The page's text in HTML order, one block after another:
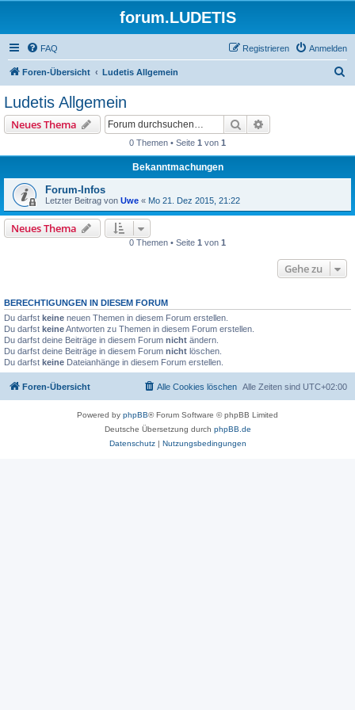
forum.LUDETIS
FAQ Anmelden
Registrieren
Foren-Übersicht Ludetis Allgemein
Ludetis Allgemein
Neues Thema Suche
0 Themen • Seite 1 von 1
Bekanntmachungen
Forum-Infos
Letzter Beitrag von Uwe « Mo 21. Dez 2015, 21:22
Neues Thema
0 Themen • Seite 1 von 1
Gehe zu
BERECHTIGUNGEN IN DIESEM FORUM
Du darfst keine neuen Themen in diesem Forum erstellen.
Du darfst keineAntworten zu Themen in diesem Forum erstellen.
Du darfst deine Beiträge in diesem Forum nicht ändern.
Du darfst deine Beiträge in diesem Forum nicht löschen.
Du darfst keine Dateianhänge in diesem Forum erstellen.
Foren-Übersicht Alle Zeiten sind UTC+02:00
Alle Cookies löschen
Powered by phpBB® Forum Software © phpBB Limited
Deutsche Übersetzung durch phpBB.de
Datenschutz| Nutzungsbedingungen